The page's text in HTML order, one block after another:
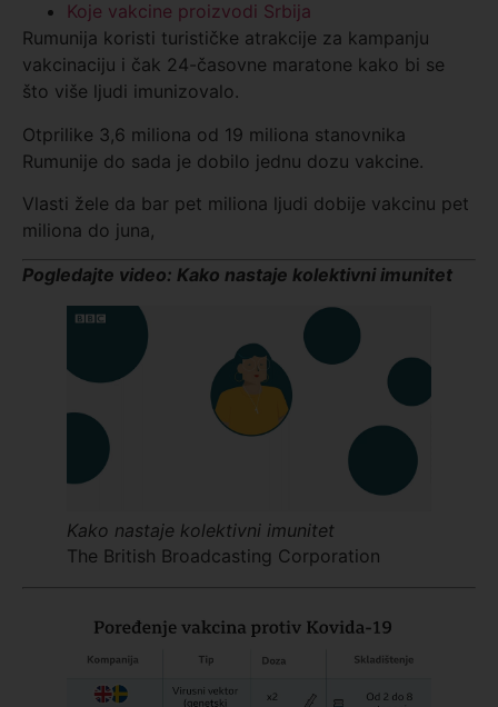
Koje vakcine proizvodi Srbija
Rumunija koristi turističke atrakcije za kampanju
vakcinaciju i čak 24-časovne maratone kako bi se
što više ljudi imunizovalo.
Otprilike 3,6 miliona od 19 miliona stanovnika
Rumunije do sada je dobilo jednu dozu vakcine.
Vlasti žele da bar pet miliona ljudi dobije vakcinu pet
miliona do juna,
Pogledajte video: Kako nastaje kolektivni imunitet
Kako nastaje kolektivni imunitet
The British Broadcasting Corporation